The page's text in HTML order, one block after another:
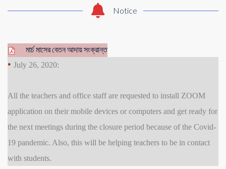
Notice
মার্চ মাসের বেতন আদায় সংক্রান্ত
• July 26, 2020:
All the teachers and office staff are requested to install ZOOM
application on their mobile devices or computers and get ready for
the next meetings during the closure period because of the Covid-
19 pandemic. Also, this will be helping teachers to be in contact
with students.